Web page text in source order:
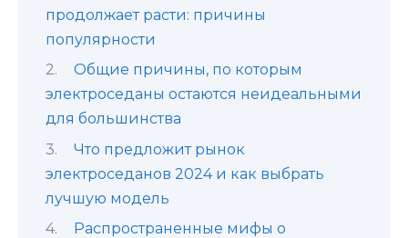
продолжает расти: причины
популярности
Общие причины, по которым
электроседаны остаются неидеальными
для большинства
Что предложит рынок
электроседанов 2024 и как выбрать
лучшую модель
Распространенные мифы о